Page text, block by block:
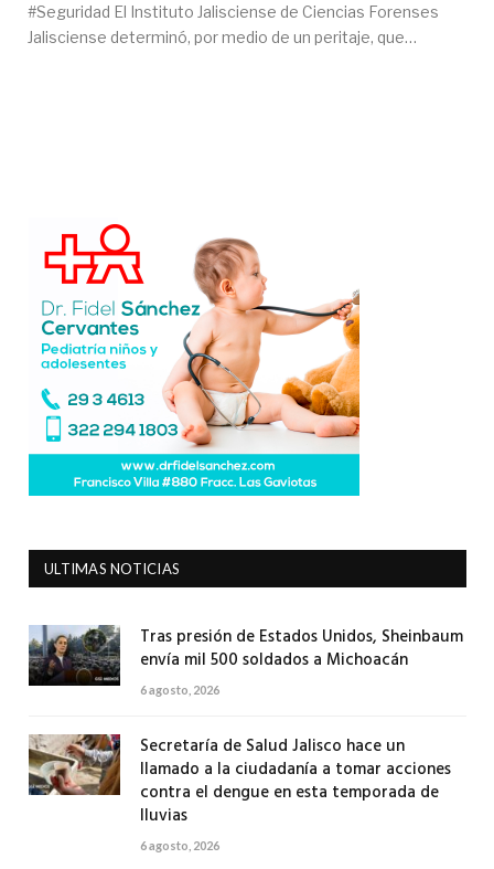
#Seguridad El Instituto Jalisciense de Ciencias Forenses
Jalisciense determinó, por medio de un peritaje, que…
ULTIMAS NOTICIAS
Tras presión de Estados Unidos, Sheinbaum
envía mil 500 soldados a Michoacán
6 agosto, 2026
Secretaría de Salud Jalisco hace un
llamado a la ciudadanía a tomar acciones
contra el dengue en esta temporada de
lluvias
6 agosto, 2026